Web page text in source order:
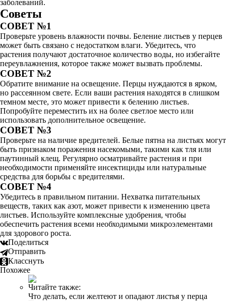
заболеваний.
Советы
СОВЕТ №1
Проверьте уровень влажности почвы. Беление листьев у перцев
может быть связано с недостатком влаги. Убедитесь, что
растения получают достаточное количество воды, но избегайте
переувлажнения, которое также может вызвать проблемы.
СОВЕТ №2
Обратите внимание на освещение. Перцы нуждаются в ярком,
но рассеянном свете. Если ваши растения находятся в слишком
темном месте, это может привести к белению листьев.
Попробуйте переместить их на более светлое место или
использовать дополнительное освещение.
СОВЕТ №3
Проверьте на наличие вредителей. Белые пятна на листьях могут
быть признаком поражения насекомыми, такими как тля или
паутинный клещ. Регулярно осматривайте растения и при
необходимости применяйте инсектициды или натуральные
средства для борьбы с вредителями.
СОВЕТ №4
Убедитесь в правильном питании. Нехватка питательных
веществ, таких как азот, может привести к изменению цвета
листьев. Используйте комплексные удобрения, чтобы
обеспечить растения всеми необходимыми микроэлементами
для здорового роста.
Поделиться
Отправить
Класснуть
Похожее
Читайте также:
Что делать, если желтеют и опадают листья у перца